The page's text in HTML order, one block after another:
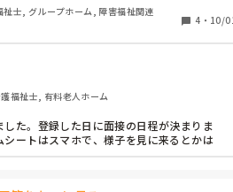
士, グループホーム, 障害福祉関連
4 ・ 10/
福祉士, 有料老人ホーム
た。登録した日に面接の日程が決まりま
シートはスマホで、様子を見に来るとかは